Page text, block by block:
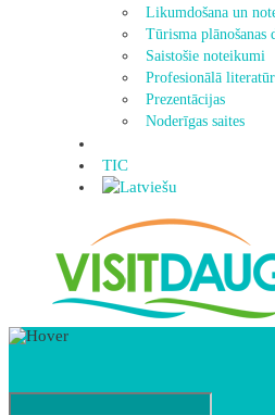
Likumdošana un
Tūrisma plānošanas
Saistošie noteikumi
Profesionālā
Prezentācijas
Noderīgas saites
TIC